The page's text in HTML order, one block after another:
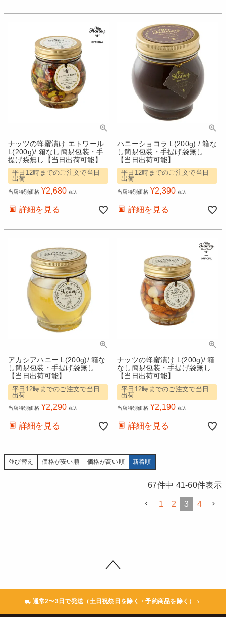
ナッツの蜂蜜漬け エトワール
L(200g)/ 箱なし簡易包装・手
提げ袋無し【当日出荷可能】
平日12時までのご注文で当日
出荷
当店特別価格 ¥2,680 税込
詳細を見る
ハニーショコラ L(200g) / 箱な
し簡易包装・手提げ袋無し
【当日出荷可能】
平日12時までのご注文で当日
出荷
当店特別価格 ¥2,390 税込
詳細を見る
アカシアハニー L(200g)/ 箱な
し簡易包装・手提げ袋無し
【当日出荷可能】
平日12時までのご注文で当日
出荷
当店特別価格 ¥2,290 税込
詳細を見る
ナッツの蜂蜜漬け L(200g)/ 箱
なし簡易包装・手提げ袋無し
【当日出荷可能】
平日12時までのご注文で当日
出荷
当店特別価格 ¥2,190 税込
詳細を見る
並び替え 価格が安い順 価格が高い順 新着順
67件中 41-60件表示
1 2 3 4
通常2〜3日で発送（土日祝祭日を除く・予約商品を除く）